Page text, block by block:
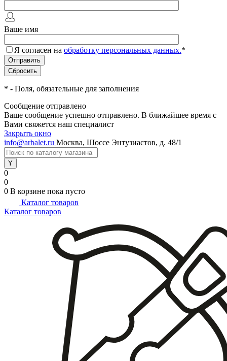
Ваше имя
Я согласен на обработку персональных данных.*
* - Поля, обязательные для заполнения
Сообщение отправлено
Ваше сообщение успешно отправлено. В ближайшее время с
Вами свяжется наш специалист
Закрыть окно
info@arbalet.ru Москва, Шоссе Энтузиастов, д. 48/1
0
0
0 В корзине пока пусто
Каталог товаров
Каталог товаров